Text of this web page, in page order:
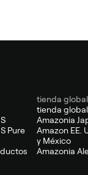
Pure
tienda global
tienda global
Amazonia
Amazon EE.
y México
Amazonia